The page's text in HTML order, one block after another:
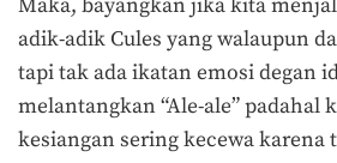
Maka, bayangkan jika kita
adik-adik Cules yang walaupun
tapi tak ada ikatan emosi degan
melantangkan “Ale-ale” padahal
kesiangan sering kecewa karena